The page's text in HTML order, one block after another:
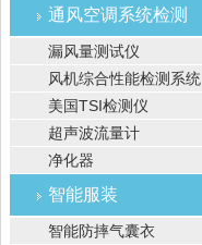
通风空调系统检测
漏风量测试仪
风机综合性能检测系统
美国TSI检测仪
超声波流量计
净化器
智能服装
智能防摔气囊衣